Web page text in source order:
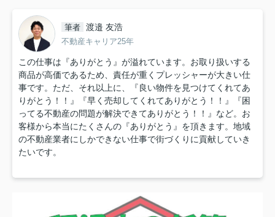
筆者 渡邉 友浩
不動産キャリア25年
この仕事は『ありがとう』が溢れています。お取り扱いする
商品が高価であるため、責任が重くプレッシャーが大きい仕
事です。ただ、それ以上に、『良い物件を見つけてくれてあ
りがとう！！』『早く売却してくれてありがとう！！』『困
ってる不動産の問題が解決できてありがとう！！』など。お
客様から本当にたくさんの『ありがとう』を頂きます。地域
の不動産業者にしかできない仕事で街づくりに貢献していき
たいです。